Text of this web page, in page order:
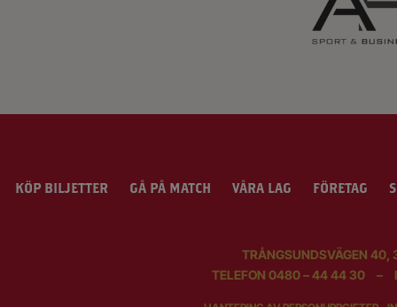
KÖP BILJETTER GÅ PÅ MATCH VÅRA LAG FÖRETAG
TRÅNGSUNDSVÄGEN
TELEFON 0480 – 44 44 30 –